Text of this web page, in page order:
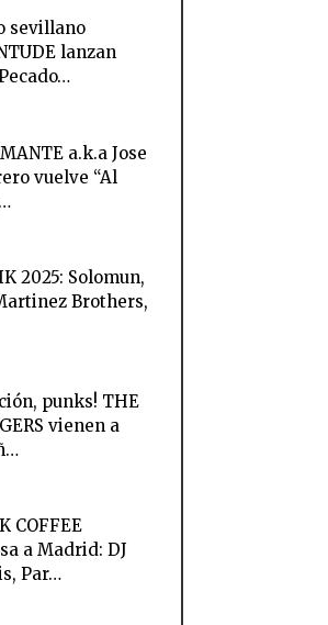
sevillano
lanzan
a.k.a Jose
vuelve “Al
2025: Solomun,
Brothers,
punks! THE
vienen a
COFFEE
a Madrid: DJ
Par…